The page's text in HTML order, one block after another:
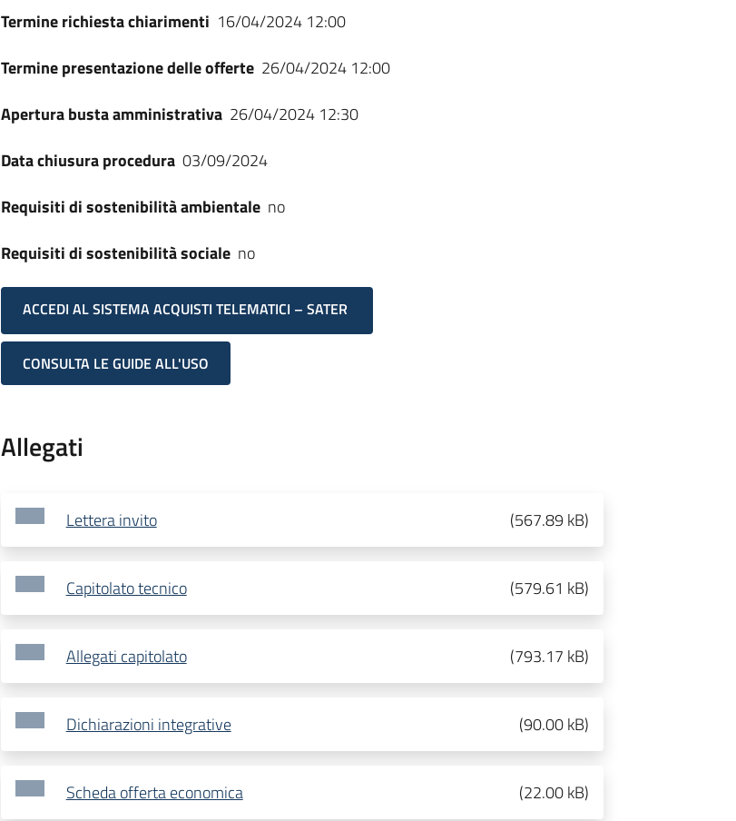
Termine richiesta chiarimenti 16/04/2024 12:00
Termine presentazione delle offerte 26/04/2024 12:00
Apertura busta amministrativa 26/04/2024 12:30
Data chiusura procedura 03/09/2024
Requisiti di sostenibilità ambientale no
Requisiti di sostenibilità sociale no
ACCEDI AL SISTEMA ACQUISTI TELEMATICI – SATER
CONSULTA LE GUIDE ALL'USO
Allegati
Lettera invito (567.89 kB)
Capitolato tecnico (579.61 kB)
Allegati capitolato (793.17 kB)
Dichiarazioni integrative (90.00 kB)
Scheda offerta economica (22.00 kB)